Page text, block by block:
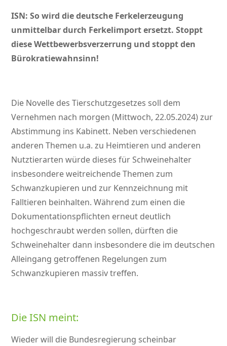
ISN: So wird die deutsche Ferkelerzeugung
unmittelbar durch Ferkelimport ersetzt. Stoppt
diese Wettbewerbsverzerrung und stoppt den
Bürokratiewahnsinn!
Die Novelle des Tierschutzgesetzes soll dem
Vernehmen nach morgen (Mittwoch, 22.05.2024) zur
Abstimmung ins Kabinett. Neben verschiedenen
anderen Themen u.a. zu Heimtieren und anderen
Nutztierarten würde dieses für Schweinehalter
insbesondere weitreichende Themen zum
Schwanzkupieren und zur Kennzeichnung mit
Falltieren beinhalten. Während zum einen die
Dokumentationspflichten erneut deutlich
hochgeschraubt werden sollen, dürften die
Schweinehalter dann insbesondere die im deutschen
Alleingang getroffenen Regelungen zum
Schwanzkupieren massiv treffen.
Die ISN meint:
Wieder will die Bundesregierung scheinbar